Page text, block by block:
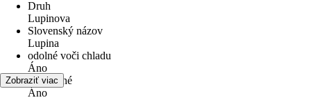
Druh
Lupinova
Slovenský názov
Lupina
odolné voči chladu
Áno
Viacročné
Áno
Zobraziť viac